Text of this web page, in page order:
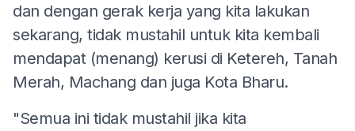
dan dengan gerak kerja yang kita lakukan
sekarang, tidak mustahil untuk kita kembali
mendapat (menang) kerusi di Ketereh, Tanah
Merah, Machang dan juga Kota Bharu.
"Semua ini tidak mustahil jika kita